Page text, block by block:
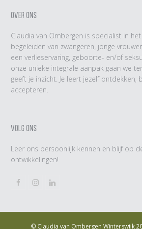
OVER ONS
Claudia van Ombergen is specialist in
begeleiden van zwangeren, jonge
een verlieservaring, geboorte- en/of
onze unieke integrale aanpak gaan we
geeft je inzicht. Je leert jezelf ontdekken,
accepteren.
VOLG ONS
Leer ons persoonlijk kennen en blijf op
ontwikkelingen!
FacebookInstagramLinkedIn
© Claudia van Ombergen Winterswijk